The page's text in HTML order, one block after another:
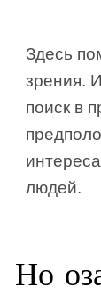
Здесь
зрения.
поиск в
людей.
Но